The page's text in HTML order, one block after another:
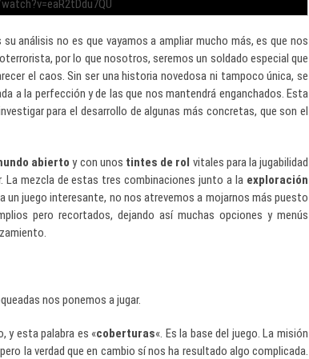
análisis no es que vayamos a ampliar mucho más, es que nos
por lo que nosotros, seremos un soldado especial que
el caos. Sin ser una historia novedosa ni tampoco única, se
a la perfección y de las que nos mantendrá enganchados. Esta
para el desarrollo de algunas más concretas, que son el
abierto y con unos tintes de rol vitales para la jugabilidad
La mezcla de estas tres combinaciones junto a la exploración
un juego interesante, no nos atrevemos a mojarnos más puesto
pero recortados, dejando así muchas opciones y menús
nos ponemos a jugar.
y esta palabra es «coberturas«. Es la base del juego. La misión
la verdad que en cambio sí nos ha resultado algo complicada.